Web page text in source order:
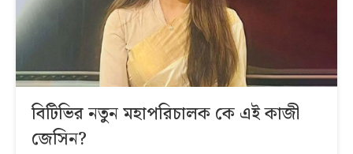
বিটিভির নতুন মহাপরিচালক কে এই কাজী
জেসিন?